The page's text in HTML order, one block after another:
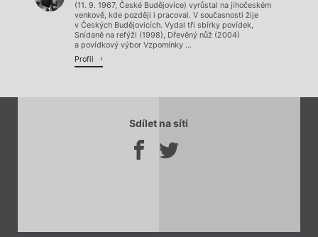
(11. 9. 1967, České Budějovice) vyrůstal na jihočeském
venkově, kde později i pracoval. V současnosti žije
v Českých Budějovicích. Vydal tři sbírky povídek,
Snídaně na refýži (1998), Dřevěný nůž (2004)
a povídkový výbor Vzpomínky ...
Profil
Sdílet na síti